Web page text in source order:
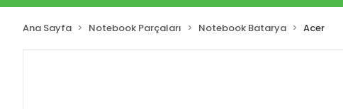
Ana Sayfa Notebook Parçaları Notebook Batarya Acer